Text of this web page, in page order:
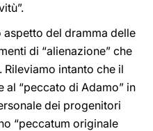
del dramma delle
di “alienazione” che
intanto che il
“peccato di Adamo” in
dei progenitori
“peccatum originale